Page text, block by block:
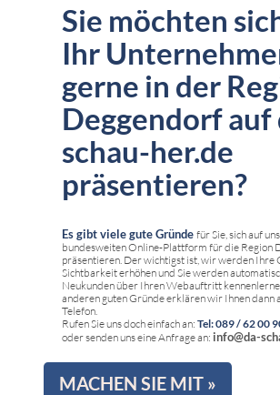
Sie möchten
Ihr
gerne in der
Deggendorf auf
schau-her.de
präsentieren?
Es gibt viele gute Gründe für Sie, sich auf
bundesweiten Online-Plattform für die Region
präsentieren. Der wichtigst ist, wir werden Ihre
Sichtbarkeit erhöhen und Sie werden
Neukunden über Ihren Webauftritt
anderen guten Gründe erklären wir Ihnen dann
Telefon.
Rufen Sie uns doch einfach an: Tel: 089 / 62 00
oder senden uns eine Anfrage an: info@da-
MACHEN SIE MIT »